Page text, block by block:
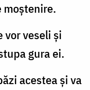
moștenire.
vor veseli și
gura ei.
acestea și va